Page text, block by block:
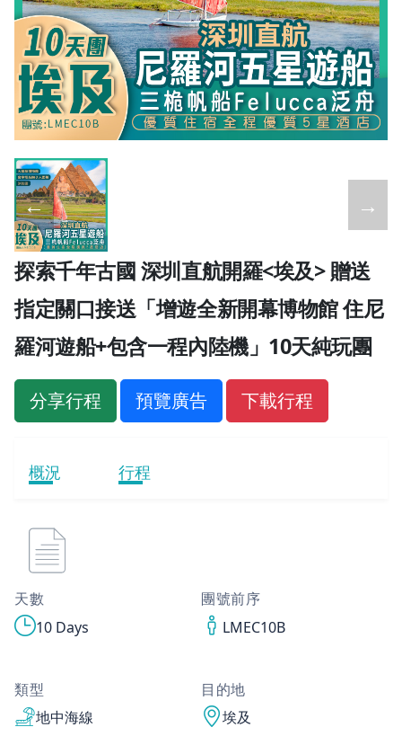
← →
探索千年古國 深圳直航開羅<埃及> 贈送
指定關口接送「增遊全新開幕博物館 住尼
羅河遊船+包含一程內陸機」10天純玩團
分享行程 預覽廣告 下載行程
概況 行程
天數
10 Days
團號前序
LMEC10B
類型
地中海線
目的地
埃及